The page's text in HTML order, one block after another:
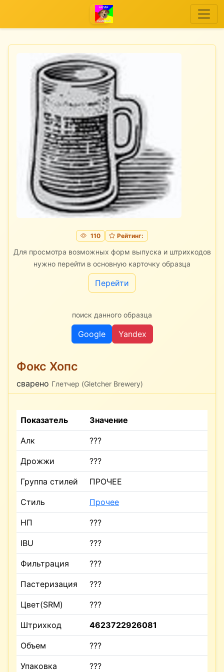
110 Рейтинг:
Для просмотра возможных форм выпуска и штрихкодов
нужно перейти в основную карточку образца
Перейти
поиск данного образца
Google Yandex
Фокс Хопс
сварено Глетчер (Gletcher Brewery)
Показатель Значение
Алк ???
Дрожжи ???
Группа стилей ПРОЧЕЕ
Стиль Прочее
НП ???
IBU ???
Фильтрация ???
Пастеризация ???
Цвет(SRM) ???
Штрихкод 4623722926081
Объем ???
Упаковка ???